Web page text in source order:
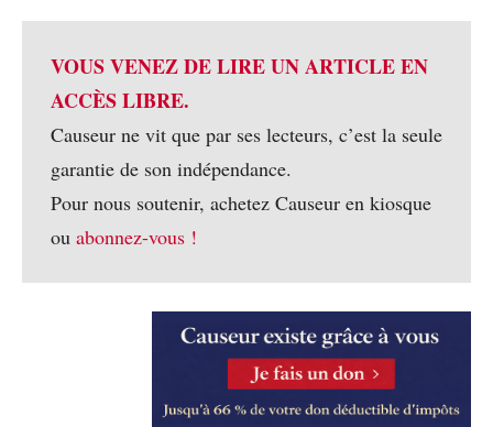
VOUS VENEZ DE LIRE UN ARTICLE EN
ACCÈS LIBRE.
Causeur ne vit que par ses lecteurs, c’est la seule
garantie de son indépendance.
Pour nous soutenir, achetez Causeur en kiosque
ou abonnez-vous !